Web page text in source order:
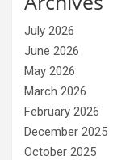
July 2026
June 2026
May 2026
March 2026
February 2026
December 2025
October 2025